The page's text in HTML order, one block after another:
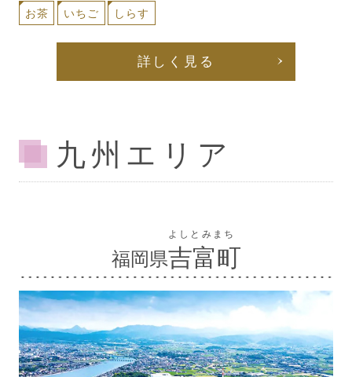
お茶 いちご しらす
詳しく見る
九州エリア
福岡県
よしとみまち
吉富町